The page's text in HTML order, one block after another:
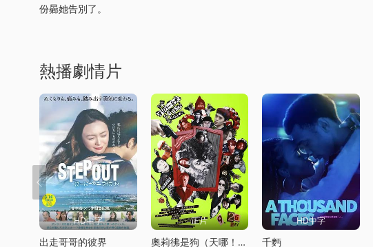
份曏她告別了。
熱播劇情片
HD中字
出走哥哥的彼界
正片
奧莉彿是狗（天哪！！）這家夥電影
HD中字
千麪